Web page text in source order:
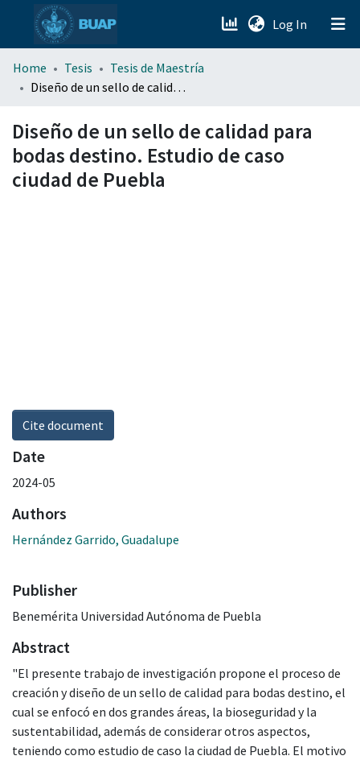
Log In (current)
menu.section.about_menu
Home Tesis
Tesis de Maestría
Diseño de un sello de calidad para bodas destino. Estudio de caso ciudad de Puebla
Diseño de un sello de calidad para
bodas destino. Estudio de caso
ciudad de Puebla
Cite document
Date
2024-05
Authors
Hernández Garrido, Guadalupe
Publisher
Benemérita Universidad Autónoma de Puebla
Abstract
"El presente trabajo de investigación propone el proceso de
creación y diseño de un sello de calidad para bodas destino, el
cual se enfocó en dos grandes áreas, la bioseguridad y la
sustentabilidad, además de considerar otros aspectos,
teniendo como estudio de caso la ciudad de Puebla. El motivo